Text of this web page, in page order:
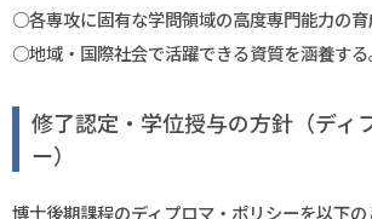
○各専攻に固有な学問領域の高度専門能力の育
○地域・国際社会で活躍できる資質を涵養する
修了認定・学位授与の方針（ディ
ー）
博士後期課程のディプロマ・ポリシーを以下の